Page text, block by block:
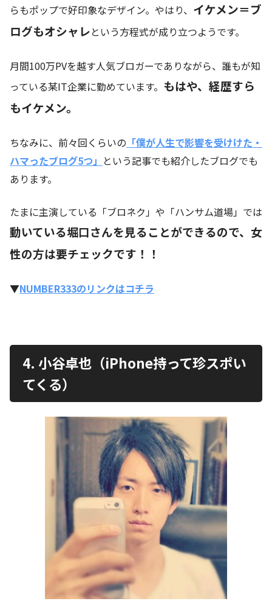
らもポップで好印象なデザイン。やはり、 イケメン＝ブ
ログもオシャレという方程式が成り立つようです。
月間100万PVを越す人気ブロガーでありながら、誰もが知
っている某IT企業に勤めています。 もはや、経歴すら
もイケメン。
ちなみに、前々回くらいの 「僕が人生で影響を受けけた・
ハマったブログ5つ」 という記事でも紹介したブログでも
あります。
たまに主演している「ブロネク」や「ハンサム道場」では
動いている堀口さんを見ることができるので、女
性の方は要チェックです！！
▼NUMBER333のリンクはコチラ
4. 小谷卓也（iPhone持って珍スポい
てくる）